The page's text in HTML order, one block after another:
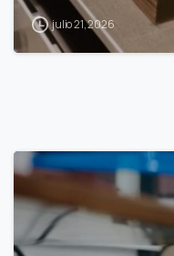
julio 21, 2026